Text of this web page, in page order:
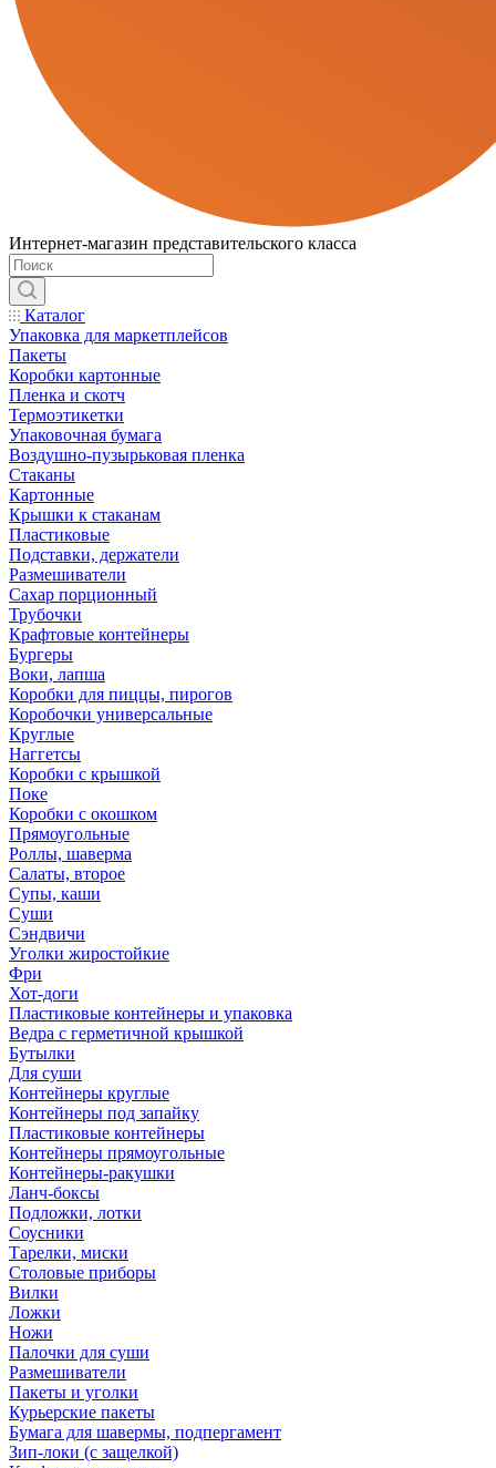
Интернет-магазин представительского класса
Каталог
Упаковка для маркетплейсов
Пакеты
Коробки картонные
Пленка и скотч
Термоэтикетки
Упаковочная бумага
Воздушно-пузырьковая пленка
Стаканы
Картонные
Крышки к стаканам
Пластиковые
Подставки, держатели
Размешиватели
Сахар порционный
Трубочки
Крафтовые контейнеры
Бургеры
Воки, лапша
Коробки для пиццы, пирогов
Коробочки универсальные
Круглые
Наггетсы
Коробки с крышкой
Поке
Коробки с окошком
Прямоугольные
Роллы, шаверма
Салаты, второе
Супы, каши
Суши
Сэндвичи
Уголки жиростойкие
Фри
Хот-доги
Пластиковые контейнеры и упаковка
Ведра с герметичной крышкой
Бутылки
Для суши
Контейнеры круглые
Контейнеры под запайку
Пластиковые контейнеры
Контейнеры прямоугольные
Контейнеры-ракушки
Ланч-боксы
Подложки, лотки
Соусники
Тарелки, миски
Столовые приборы
Вилки
Ложки
Ножи
Палочки для суши
Размешиватели
Пакеты и уголки
Курьерские пакеты
Бумага для шавермы, подпергамент
Зип-локи (с защелкой)